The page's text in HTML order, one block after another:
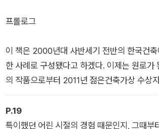
프롤로그
이 책은 2000년대 사반세기 전반의 한국건축
한 사례로 구성됐다고 하겠다. 이제는 원로가
의 작품으로부터 2011년 젊은건축가상 수상
고, 한국현대건축 최고의 걸작으로 손꼽히는
공간사옥을 포함한 ‘공간 콤플렉스’까지를 아
‘공간 콤플렉스’는 자체만으로도 한국 현대건
P.19
특이했던 어린 시절의 경험 때문인지, 그때부